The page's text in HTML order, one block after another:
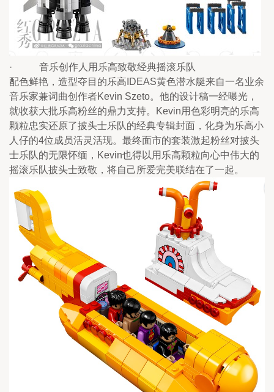
·           音乐创作人用乐高致敬经典摇滚乐队
配色鲜艳，造型夺目的乐高IDEAS黄色潜水艇来自一名业余
音乐家兼词曲创作者Kevin Szeto。他的设计稿一经曝光，
就收获大批乐高粉丝的鼎力支持。Kevin用色彩明亮的乐高
颗粒忠实还原了披头士乐队的经典专辑封面，化身为乐高小
人仔的4位成员活灵活现。最终面市的套装激起粉丝对披头
士乐队的无限怀缅，Kevin也得以用乐高颗粒向心中伟大的
摇滚乐队披头士致敬，将自己所爱完美联结在了一起。